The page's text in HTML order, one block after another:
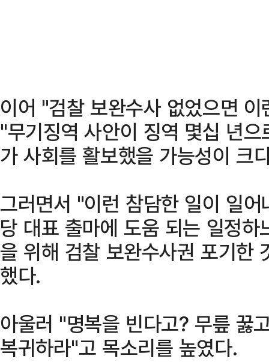
이어 "검찰 보완수사 없었으면
"무기징역 사안이 징역 몇십 년
가 사회를 활보했을 가능성이 크
그러면서 "이런 참담한 일이 일
당 대표 출마에 도움 되는 일정
을 위해 검찰 보완수사권 포기한
했다.
아울러 "명복을 빈다고? 무릎 꿇
복귀하라"고 목소리를 높였다.